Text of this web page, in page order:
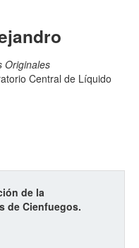
Originales
Central de Líquido
de la
de Cienfuegos.